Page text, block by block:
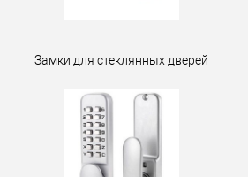
Замки для стеклянных дверей